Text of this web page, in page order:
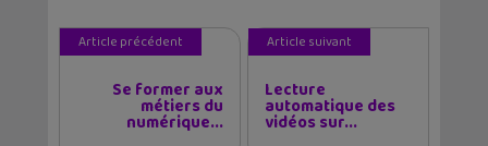
Article précédent
Se former aux
métiers du
numérique...
Article suivant
Lecture
automatique des
vidéos sur...